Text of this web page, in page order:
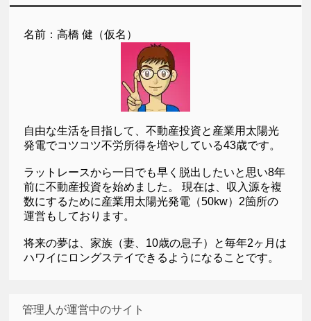
名前：高橋 健（仮名）
自由な生活を目指して、不動産投資と産業用太陽光
発電でコツコツ不労所得を増やしている43歳です。
ラットレースから一日でも早く脱出したいと思い8年
前に不動産投資を始めました。 現在は、収入源を複
数にするために産業用太陽光発電（50kw）2箇所の
運営もしております。
将来の夢は、家族（妻、10歳の息子）と毎年2ヶ月は
ハワイにロングステイできるようになることです。
管理人が運営中のサイト